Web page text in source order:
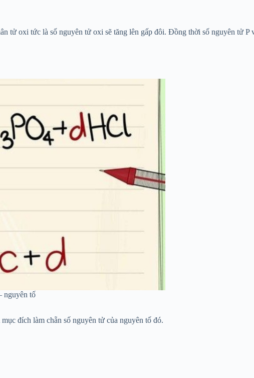
tử oxi tức là số nguyên tử oxi sẽ tăng lên gấp đôi. Đồng thời số nguyên tử P
nguyên tố
đích làm chẵn số nguyên tử của nguyên tố đó.